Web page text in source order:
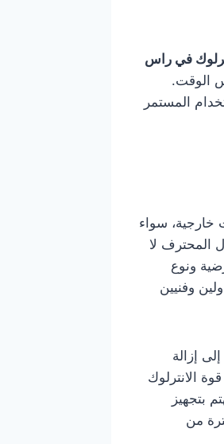
في راس
الوقت.
المستمر
سواء
المحترف لا
ونوع
وفنيين
إزالة
الانترلوك
بتجهيز
من